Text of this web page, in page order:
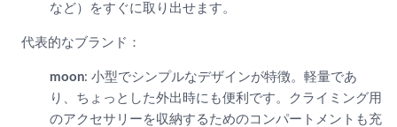
など）をすぐに取り出せます。
代表的なブランド：
moon: 小型でシンプルなデザインが特徴。軽量であ
り、ちょっとした外出時にも便利です。クライミング用
のアクセサリーを収納するためのコンパートメントも充